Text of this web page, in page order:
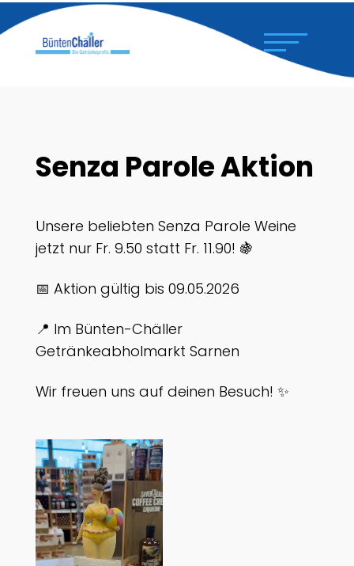
Senza Parole Aktion
Unsere beliebten Senza Parole Weine
jetzt nur Fr. 9.50 statt Fr. 11.90! 🍇
📅 Aktion gültig bis 09.05.2026
📍 Im Bünten-Chäller
Getränkeabholmarkt Sarnen
Wir freuen uns auf deinen Besuch! ✨